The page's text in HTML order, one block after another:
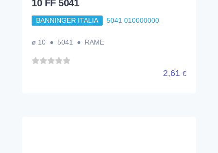
10 FF 5041
BANNINGER ITALIA 5041 010000000
ø 10 ● 5041 ● RAME
2,61 €